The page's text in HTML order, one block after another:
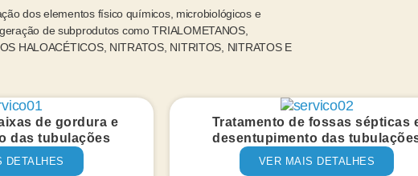
dos elementos físico químicos, microbiológicos e
de subprodutos como TRIALOMETANOS,
HALOACÉTICOS, NITRATOS, NITRITOS, NITRATOS E
de gordura e
das tubulações
DETALHES
Tratamento de fossas sépticas
desentupimento das
VER MAIS DETALHES